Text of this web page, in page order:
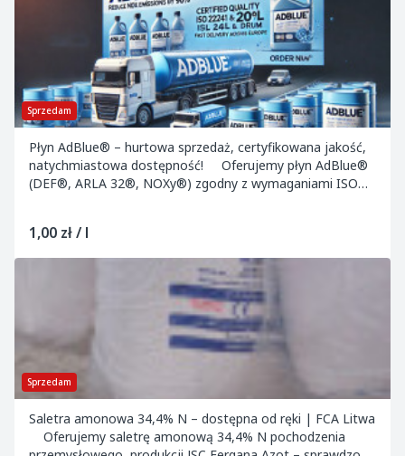
Sprzedam
Płyn AdBlue® – hurtowa sprzedaż, certyfikowana jakość,
natychmiastowa dostępność! Oferujemy płyn AdBlue®
(DEF®, ARLA 32®, NOXy®) zgodny z wymaganiami ISO
1,00 zł / l
Sprzedam
Saletra amonowa 34,4% N – dostępna od ręki | FCA Litwa
Oferujemy saletrę amonową 34,4% N pochodzenia